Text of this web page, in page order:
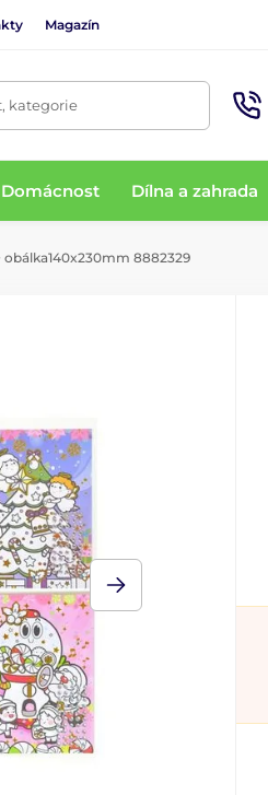
Magazín
kategorie
Domácnost Dílna a zahrada
8882329